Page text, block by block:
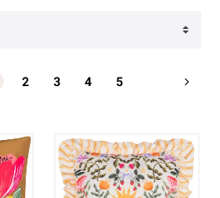
2 3 4 5